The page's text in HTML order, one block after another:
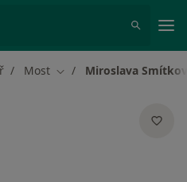
Most Změna města
Miroslava